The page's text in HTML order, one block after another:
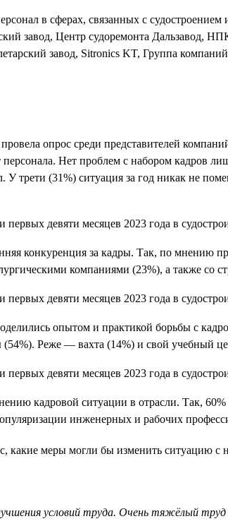
в сферах, связанных с
завод, Центр судоремонта Дальзавод,
завод, Sitronics KT, Группа
опрос среди представителей
Нет проблем с набором кадров
трети (31%) ситуация за год никак не
конкуренция за кадры. Так, по мнению
компаниями (23%), а также со
опытом и практикой борьбы с
Реже — вахта (14%) и свой учебный
кадровой ситуации в отрасли. Так,
инженерных и рабочих
меры могли бы изменить ситуацию с
условий труда. Очень тяжёлый